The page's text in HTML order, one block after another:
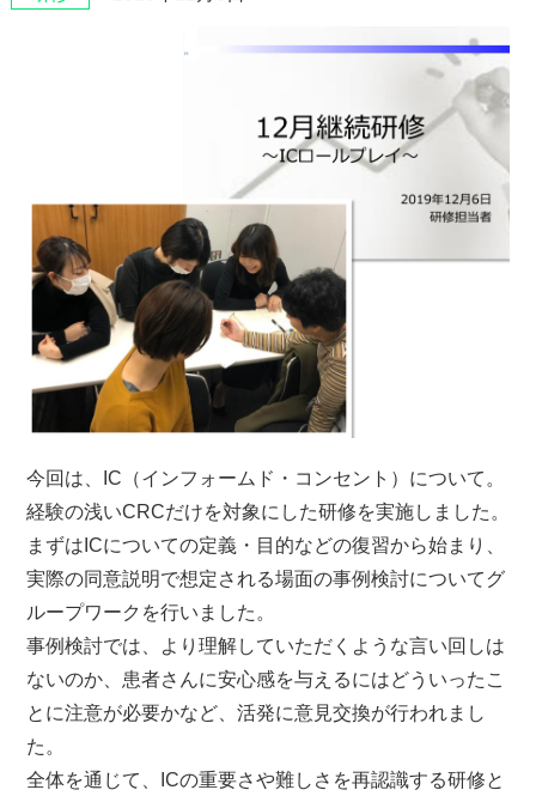
今回は、IC（インフォームド・コンセント）について。
経験の浅いCRCだけを対象にした研修を実施しました。
まずはICについての定義・目的などの復習から始まり、
実際の同意説明で想定される場面の事例検討についてグ
ループワークを行いました。
事例検討では、より理解していただくような言い回しは
ないのか、患者さんに安心感を与えるにはどういったこ
とに注意が必要かなど、活発に意見交換が行われまし
た。
全体を通じて、ICの重要さや難しさを再認識する研修と